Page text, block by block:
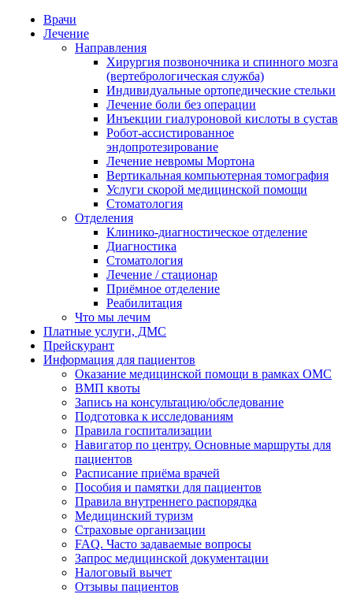
Врачи
Лечение
Направления
Хирургия позвоночника и спинного мозга
(вертебрологическая служба)
Индивидуальные ортопедические стельки
Лечение боли без операции
Инъекции гиалуроновой кислоты в сустав
Робот-ассистированное
эндопротезирование
Лечение невромы Мортона
Вертикальная компьютерная томография
Услуги скорой медицинской помощи
Стоматология
Отделения
Клинико-диагностическое отделение
Диагностика
Стоматология
Лечение / стационар
Приёмное отделение
Реабилитация
Что мы лечим
Платные услуги, ДМС
Прейскурант
Информация для пациентов
Оказание медицинской помощи в рамках ОМС
ВМП квоты
Запись на консультацию/обследование
Подготовка к исследованиям
Правила госпитализации
Навигатор по центру. Основные маршруты для
пациентов
Расписание приёма врачей
Пособия и памятки для пациентов
Правила внутреннего распорядка
Медицинский туризм
Страховые организации
FAQ. Часто задаваемые вопросы
Запрос медицинской документации
Налоговый вычет
Отзывы пациентов